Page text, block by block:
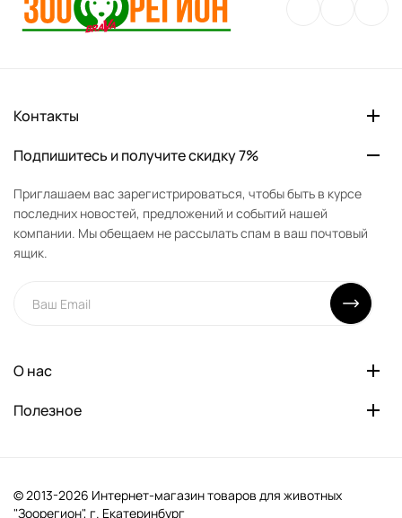
Контакты
Подпишитесь и получите скидку 7%
Приглашаем вас зарегистрироваться, чтобы быть в курсе
последних новостей, предложений и событий нашей
компании. Мы обещаем не рассылать спам в ваш почтовый
ящик.
О нас
Полезное
© 2013-2026 Интернет-магазин товаров для животных
"Зоорегион", г. Екатеринбург